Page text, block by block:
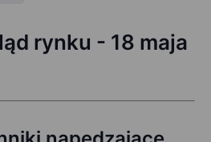
rynku - 18 maja